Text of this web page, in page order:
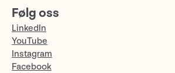
Følg oss
LinkedIn
YouTube
Instagram
Facebook